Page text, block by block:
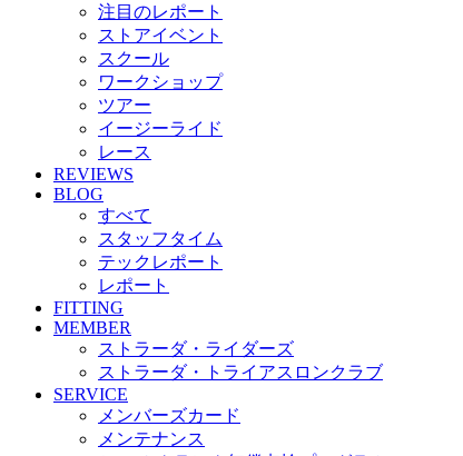
注目のレポート
ストアイベント
スクール
ワークショップ
ツアー
イージーライド
レース
REVIEWS
BLOG
すべて
スタッフタイム
テックレポート
レポート
FITTING
MEMBER
ストラーダ・ライダーズ
ストラーダ・トライアスロンクラブ
SERVICE
メンバーズカード
メンテナンス